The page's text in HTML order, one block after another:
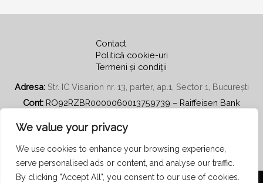
We value your privacy
We use cookies to enhance your browsing experience,
serve personalised ads or content, and analyse our traffic.
By clicking "Accept All", you consent to our use of cookies.
Contact
Politică cookie-uri
Termeni și condiții
Adresa: Str. IC Visarion nr. 13, parter, ap.1, Sector 1, București
Cont: RO92RZBR0000060013759739 – Raiffeisen Bank